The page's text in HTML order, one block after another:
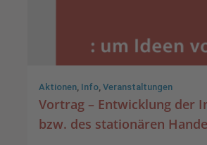
Aktionen Info Veranstaltungen
Vortrag – Entwicklung der
bzw. des stationären